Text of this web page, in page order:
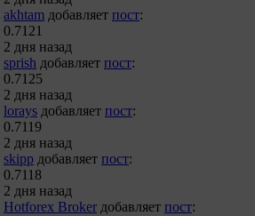
akhtam добавляет пост:
0.7121
2 дня назад
sprish добавляет пост:
0.7125
2 дня назад
lorays добавляет пост:
0.7119
2 дня назад
skipp добавляет пост:
0.7118
2 дня назад
Hotforex Broker добавляет пост: